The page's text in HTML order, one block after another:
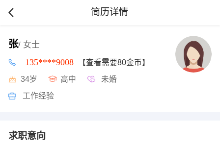
简历详情
张/ 女士
135****9008 【查看需要80金币】
34岁 高中 未婚
工作经验
求职意向